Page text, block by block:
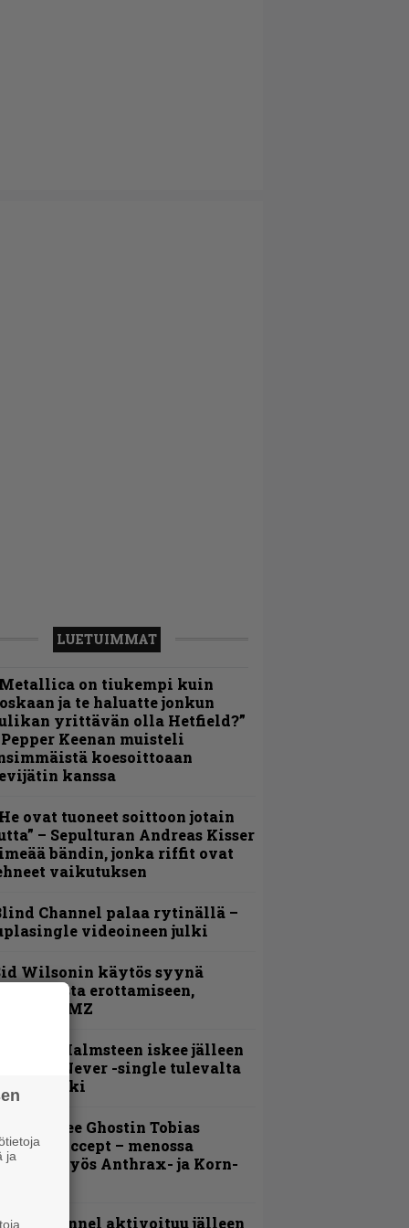
LUETUIMMAT
on tiukempi kuin
ja te haluatte jonkun
yrittävän olla Hetfield?”
Keenan muisteli
koesoittoaan
kanssa
ovat tuoneet soittoon jotain
– Sepulturan Andreas Kisser
bändin, jonka riffit ovat
vaikutuksen
Channel palaa rytinällä –
videoineen julki
Wilsonin käytös syynä
erottamiseen,
TMZ
Malmsteen iskee jälleen
or Never -single tulevalta
julki
lähtee Ghostin Tobias
Accept – menossa
myös Anthrax- ja Korn-
Channel aktivoituu jälleen
ja